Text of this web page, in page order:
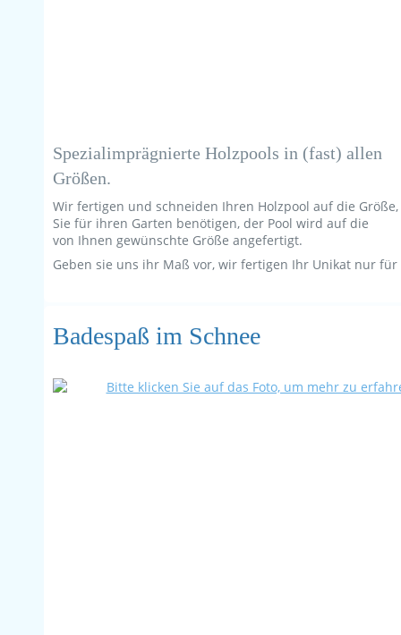
Spezialimprägnierte Holzpools in (fast) allen
Größen.
Wir fertigen und schneiden Ihren Holzpool auf die
Sie für ihren Garten benötigen, der Pool wird auf die
von Ihnen gewünschte Größe angefertigt.
Geben sie uns ihr Maß vor, wir fertigen Ihr Unikat nur für
Badespaß im Schnee